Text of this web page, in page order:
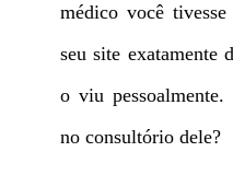
médico você
seu site exatamente
o viu
no consultório dele?